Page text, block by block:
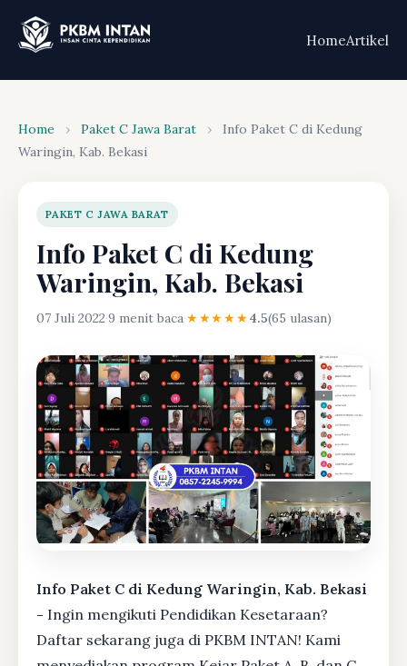
HomeArtikel
Home › Paket C Jawa Barat ›
Info Paket C di Kedung
Waringin, Kab. Bekasi
PAKET C JAWA BARAT
Info Paket C di Kedung
Waringin, Kab. Bekasi
07 Juli 2022·9 menit baca·★★★★★4.5(65 ulasan)
Info Paket C di Kedung Waringin, Kab. Bekasi
- Ingin mengikuti Pendidikan Kesetaraan?
Daftar sekarang juga di PKBM INTAN! Kami